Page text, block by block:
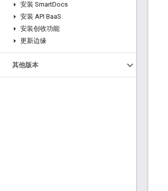
安装 SmartDocs
安装 API BaaS
安装创收功能
更新边缘
其他版本